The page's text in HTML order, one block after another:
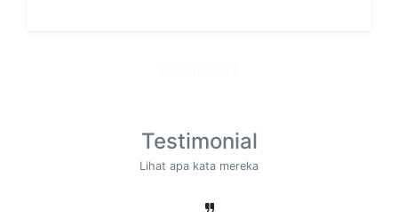
Testimonial
Lihat apa kata mereka